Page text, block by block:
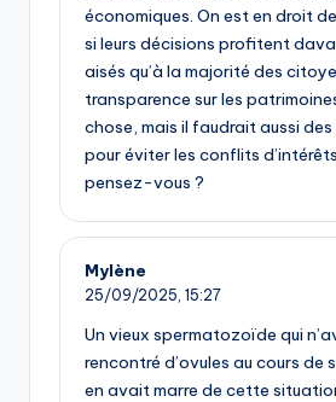
économiques. On est en droit
si leurs décisions profitent
aisés qu’à la majorité des
transparence sur les
chose, mais il faudrait aussi
pour éviter les conflits
pensez-vous ?
Mylène
25/09/2025, 15:27
Un vieux spermatozoïde qui
rencontré d’ovules au cours de
en avait marre de cette